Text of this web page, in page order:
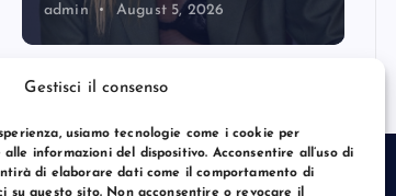
Gestisci il consenso
usiamo tecnologie come i cookie per
informazioni del dispositivo. Acconsentire all’uso di
di elaborare dati come il comportamento di
su questo sito. Non acconsentire o revocare il
admin August 5, 2026